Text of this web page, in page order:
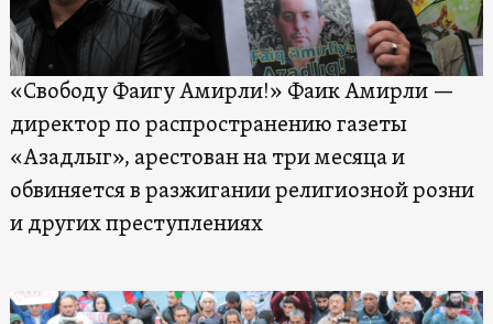
«Свободу Фаигу Амирли!» Фаик Амирли —
директор по распространению газеты
«Азадлыг», арестован на три месяца и
обвиняется в разжигании религиозной розни
и других преступлениях